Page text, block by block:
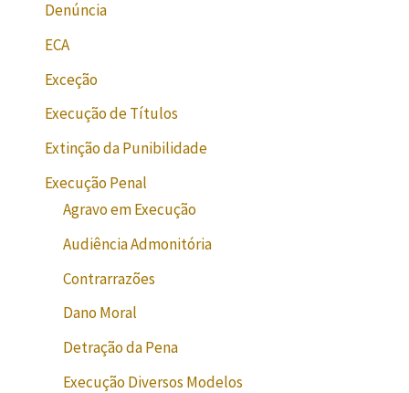
Denúncia
ECA
Exceção
Execução de Títulos
Extinção da Punibilidade
Execução Penal
Agravo em Execução
Audiência Admonitória
Contrarrazões
Dano Moral
Detração da Pena
Execução Diversos Modelos